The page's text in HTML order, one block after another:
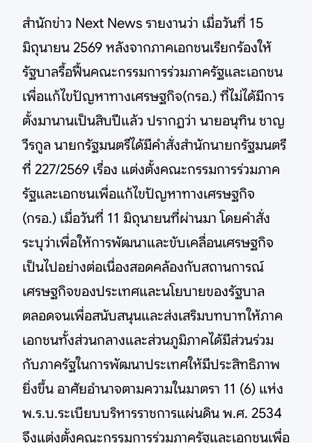
สำนักข่าว Next News รายงานว่า เมื่อวันที่ 15
มิถุนายน 2569 หลังจากภาคเอกชนเรียกร้องให้
รัฐบาลรื้อฟื้นคณะกรรมการร่วมภาครัฐและเอกชน
เพื่อแก้ไขปัญหาทางเศรษฐกิจ(กรอ.) ที่ไม่ได้มีการ
ตั้งมานานเป็นสิบปีแล้ว ปรากฏว่า นายอนุทิน ชาญ
วีรกูล นายกรัฐมนตรีได้มีคำสั่งสำนักนายกรัฐมนตรี
ที่ 227/2569 เรื่อง แต่งตั้งคณะกรรมการร่วมภาค
รัฐและเอกชนเพื่อแก้ไขปัญหาทางเศรษฐกิจ
(กรอ.) เมื่อวันที่ 11 มิถุนายนที่ผ่านมา โดยคำสั่ง
ระบุว่าเพื่อให้การพัฒนาและขับเคลื่อนเศรษฐกิจ
เป็นไปอย่างต่อเนื่องสอดคล้องกับสถานการณ์
เศรษฐกิจของประเทศและนโยบายของรัฐบาล
ตลอดจนเพื่อสนับสนุนและส่งเสริมบทบาทให้ภาค
เอกชนทั้งส่วนกลางและส่วนภูมิภาคได้มีส่วนร่วม
กับภาครัฐในการพัฒนาประเทศให้มีประสิทธิภาพ
ยิ่งขึ้น อาศัยอำนาจตามความในมาตรา 11 (6) แห่ง
พ.ร.บ.ระเบียบบริหารราชการแผ่นดิน พ.ศ. 2534
จึงแต่งตั้งคณะกรรมการร่วมภาครัฐและเอกชนเพื่อ